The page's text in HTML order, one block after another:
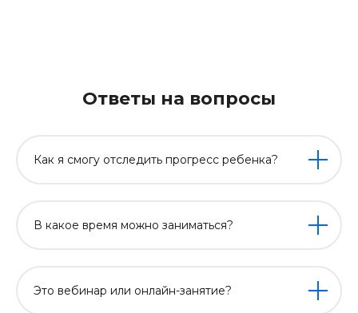
Ответы на вопросы
Как я смогу отследить прогресс ребенка?
В какое время можно заниматься?
Это вебинар или онлайн-занятие?